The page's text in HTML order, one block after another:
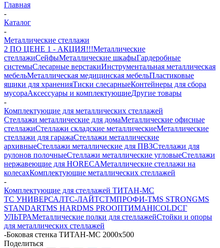
Главная
-
Каталог
-
Металлические стеллажи
2 ПО ЦЕНЕ 1 - АКЦИЯ!!!Металлические
стеллажиСейфыМеталлические шкафыГардеробные
системыСлесарные верстакиИнструментальная металлическая
мебельМеталлическая медицинская мебельПластиковые
ящики для храненияТиски слесарныеКонтейнеры для сбора
мусораАксессуары и комплектующиеДругие товары
-
Комплектующие для металлических стеллажей
Стеллажи металлические для домаМеталлические офисные
стеллажиСтеллажи складские металлическиеМеталлические
стеллажи для гаражаСтеллажи металлические
архивныеСтеллажи металлические для ПВЗСтеллажи для
рулонов полочныеСтеллажи металлические угловыеСтеллажи
нержавеющие для HORECAМеталлические стеллажи на
колесахКомплектующие металлических стеллажей
-
Комплектующие для стеллажей ТИТАН-МС
ТС УНИВЕРСАЛТС-ЛАЙТСТМПРОФИ-ТMS STRONGMS
STANDARTMS HARDMS PROОПТИМАHICOLDСГ
УЛЬТРАМеталлические полки для стеллажейСтойки и опоры
для металлических стеллажей
-Боковая стенка ТИТАН-МС 2000x500
Поделиться